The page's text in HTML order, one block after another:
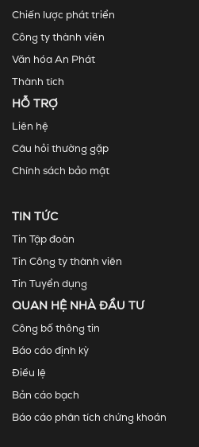
Chiến lược phát triển
Công ty thành viên
Văn hóa An Phát
Thành tích
HỖ TRỢ
Liên hệ
Câu hỏi thường gặp
Chính sách bảo mật
TIN TỨC
Tin Tập đoàn
Tin Công ty thành viên
Tin Tuyển dụng
QUAN HỆ NHÀ ĐẦU TƯ
Công bố thông tin
Báo cáo định kỳ
Điều lệ
Bản cáo bạch
Báo cáo phân tích chứng khoán